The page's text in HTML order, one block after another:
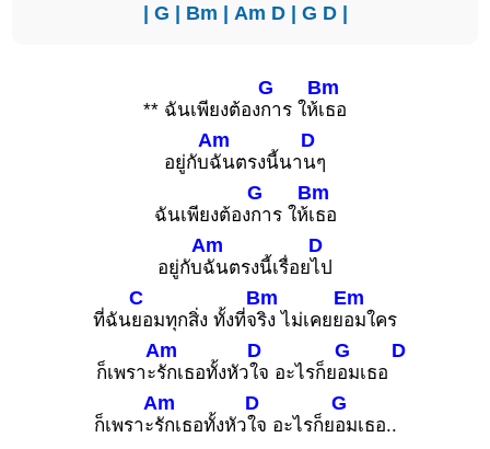
| G | Bm | Am D| G D|
** ฉันเพียงต้อง
G
การ ให้
Bm
เธอ
อยู่กับ
Am
ฉันตรงนี้นา
D
นๆ
ฉันเพียงต้อง
G
การ ให้
Bm
เธอ
อยู่กับ
Am
ฉันตรงนี้เรื่อย
D
ไป
ที่ฉัน
C
ยอมทุกสิ่ง ทั้งที่จ
Bm
ริง ไม่เคยย
Em
อมใคร
ก็เพราะ
Am
รักเธอทั้งหัว
D
ใจ อะไรก็ย
G
อมเธอ
D
ก็เพราะ
Am
รักเธอทั้งหัว
D
ใจ อะไรก็ย
G
อมเธอ..